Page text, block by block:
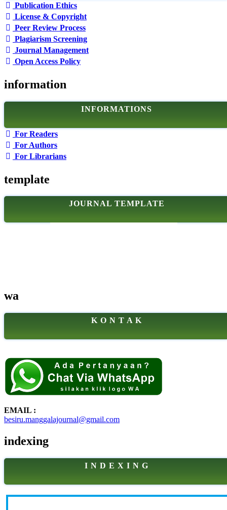
Publication Ethics
License & Copyright
Peer Review Process
Plagiarism Screening
Journal Management
Open Access Policy
information
INFORMATIONS
For Readers
For Authors
For Librarians
template
JOURNAL TEMPLATE
wa
K O N T A K
EMAIL :
besiru.manggalajournal@gmail.com
indexing
I N D E X I N G